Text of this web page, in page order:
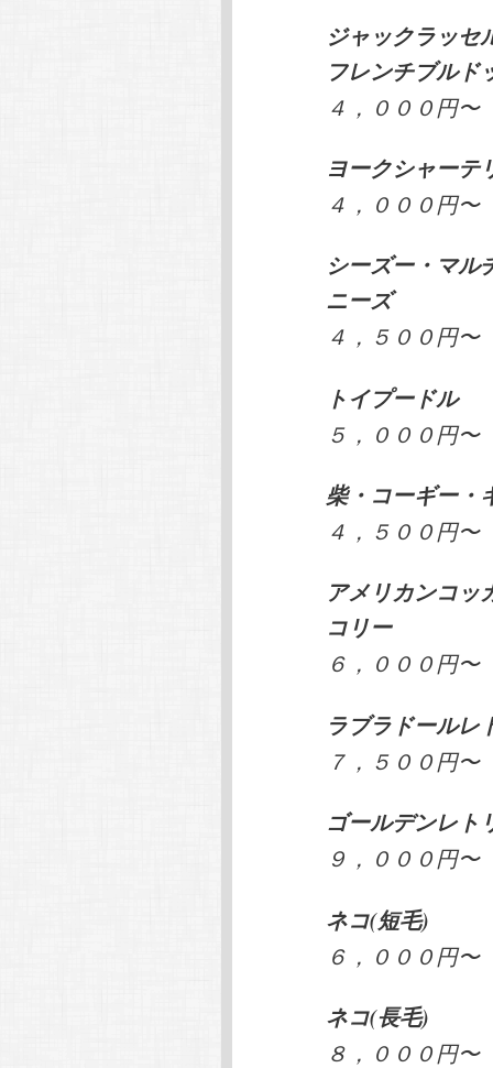
ジャックラッセ
フレンチブルド
４，０００円〜
ヨークシャーテ
４，０００円〜
シーズー・マル
ニーズ
４，５００円〜
トイプードル
５，０００円〜
柴・コーギー・
４，５００円〜
アメリカンコッ
コリー
６，０００円〜
ラブラドールレ
７，５００円〜
ゴールデンレト
９，０００円〜
ネコ(短毛)
６，０００円〜
ネコ(長毛)
８，０００円〜